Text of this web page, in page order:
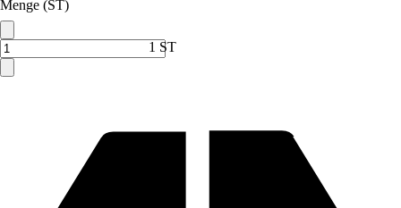
Menge (ST)
1 ST